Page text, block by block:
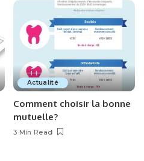
Actualité
Comment choisir la bonne
mutuelle?
3 Min Read